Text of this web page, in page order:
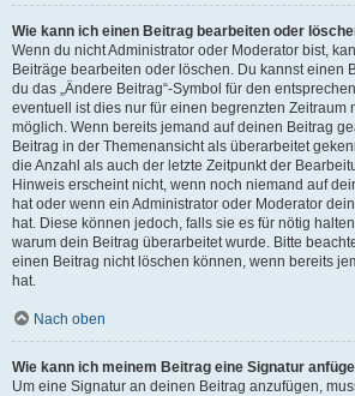
Wie kann ich einen Beitrag bearbeiten oder
Wenn du nicht Administrator oder Moderator bist,
Beiträge bearbeiten oder löschen. Du kannst einen
du das „Ändere Beitrag“-Symbol für den
eventuell ist dies nur für einen begrenzten Zeitraum
möglich. Wenn bereits jemand auf deinen Beitrag
Beitrag in der Themenansicht als überarbeitet
die Anzahl als auch der letzte Zeitpunkt der
Hinweis erscheint nicht, wenn noch niemand auf
hat oder wenn ein Administrator oder Moderator
hat. Diese können jedoch, falls sie es für nötig
warum dein Beitrag überarbeitet wurde. Bitte
einen Beitrag nicht löschen können, wenn bereits
hat.
Nach oben
Wie kann ich meinem Beitrag eine Signatur
Um eine Signatur an deinen Beitrag anzufügen,